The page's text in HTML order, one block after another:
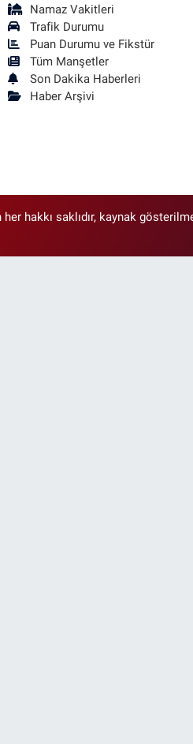
Namaz Vakitleri
Trafik Durumu
Puan Durumu ve Fikstür
Tüm Manşetler
Son Dakika Haberleri
Haber Arşivi
hakkı saklıdır, kaynak